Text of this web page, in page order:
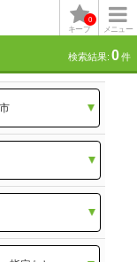
メニュー
キープ
0
検索結果: 0件